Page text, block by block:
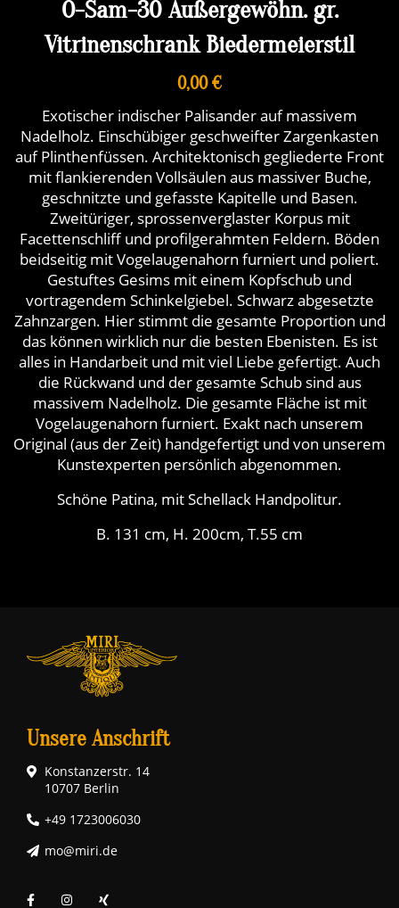
O-Sam-30 Außergewöhn. gr.
Vitrinenschrank Biedermeierstil
0,00 €
Exotischer indischer Palisander auf massivem
Nadelholz. Einschübiger geschweifter Zargenkasten
auf Plinthenfüssen. Architektonisch gegliederte Front
mit flankierenden Vollsäulen aus massiver Buche,
geschnitzte und gefasste Kapitelle und Basen.
Zweitüriger, sprossenverglaster Korpus mit
Facettenschliff und profilgerahmten Feldern. Böden
beidseitig mit Vogelaugenahorn furniert und poliert.
Gestuftes Gesims mit einem Kopfschub und
vortragendem Schinkelgiebel. Schwarz abgesetzte
Zahnzargen. Hier stimmt die gesamte Proportion und
das können wirklich nur die besten Ebenisten. Es ist
alles in Handarbeit und mit viel Liebe gefertigt. Auch
die Rückwand und der gesamte Schub sind aus
massivem Nadelholz. Die gesamte Fläche ist mit
Vogelaugenahorn furniert. Exakt nach unserem
Original (aus der Zeit) handgefertigt und von unserem
Kunstexperten persönlich abgenommen.
Schöne Patina, mit Schellack Handpolitur.
B. 131 cm, H. 200cm, T.55 cm
Unsere Anschrift
Konstanzerstr. 14
10707 Berlin
+49 1723006030
mo@miri.de